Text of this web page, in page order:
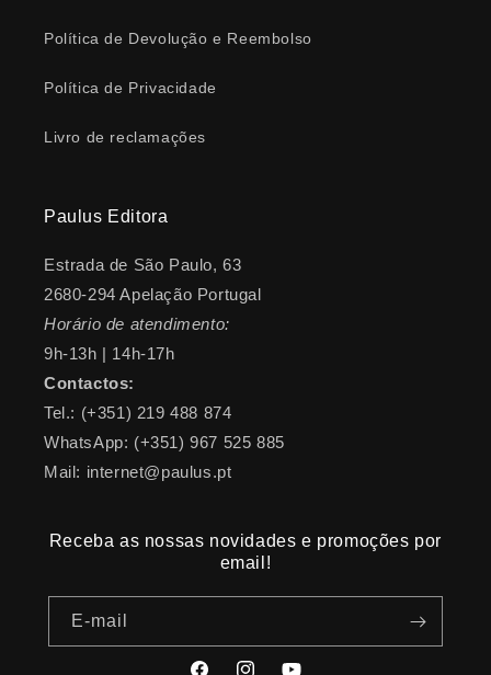
Política de Devolução e Reembolso
Política de Privacidade
Livro de reclamações
Paulus Editora
Estrada de São Paulo, 63
2680-294 Apelação Portugal
Horário de atendimento:
9h-13h | 14h-17h
Contactos:
Tel.: (+351) 219 488 874
WhatsApp: (+351) 967 525 885
Mail: internet@paulus.pt
Receba as nossas novidades e promoções por
email!
E-mail